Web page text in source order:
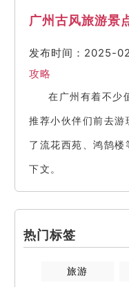
广州古风旅游景
发布时间：2025-
攻略
在广州有着不少
推荐小伙伴们前去游
了流花西苑、鸿鹄
下文。
热门标签
旅游